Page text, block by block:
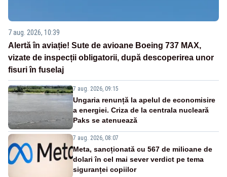
7 aug. 2026, 10:39
Alertă în aviație! Sute de avioane Boeing 737 MAX,
vizate de inspecții obligatorii, după descoperirea unor
fisuri în fuselaj
7 aug. 2026, 09:15
Ungaria renunță la apelul de economisire
a energiei. Criza de la centrala nucleară
Paks se atenuează
7 aug. 2026, 08:07
Meta, sancționată cu 567 de milioane de
dolari în cel mai sever verdict pe tema
siguranței copiilor